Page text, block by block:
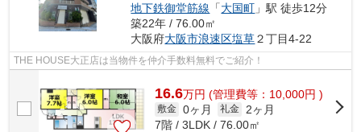
地下鉄御堂筋線 「大国町 」駅 徒歩12分
築22年 / 76.00㎡
大阪府大阪市浪速区塩草２丁目4-22
THE HOUSE大正店は当物件を仲介手数料無料でご紹介！
16.6万円 (管理費等：10,000円 )
敷金 0ヶ月 礼金
2ヶ月
7階 / 3LDK / 76.00㎡